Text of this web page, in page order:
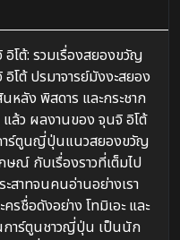
ต้: รวมเรื่องสยองขวัญ
ต้ ปรมาจารย์มังงะสยอง
หลัง พิสดาร และกระชาก
ล้ว ผลงานของ จุนจิ อิโต้
ร์ตูนญี่ปุ่นแนวสยองขวัญ
ษณ์ กับเรื่องราวที่เต็มไป
สาทจนคนอ่านอย่างเรา
รชื่อดังอย่าง โทมิเอะ และ
การ์ตูนชาวญี่ปุ่น เป็นนัก